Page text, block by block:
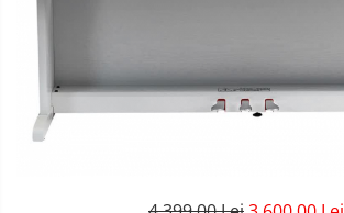
Protectie mustiuc
Case Saxofon
Doze
Microfoane sax
Clarinet Mi bemol
Ancii clarinet
Mustiuc clarinet
Stativ clarinet
Bratara clarinet
Mandolina Clasica
Accesorii mandolina
Sisteme wireless intrumente cu
coarde
Cabluri/conectica
Corzi
Curele
Husa
Mixere
Mixere amplificate
Set mixer amplificat